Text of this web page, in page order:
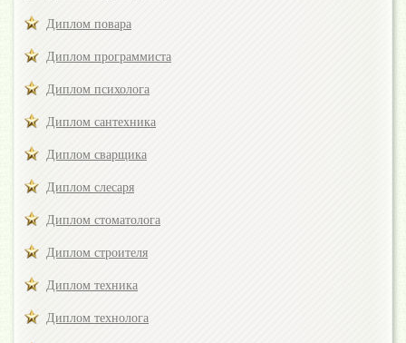
Диплом повара
Диплом программиста
Диплом психолога
Диплом сантехника
Диплом сварщика
Диплом слесаря
Диплом стоматолога
Диплом строителя
Диплом техника
Диплом технолога